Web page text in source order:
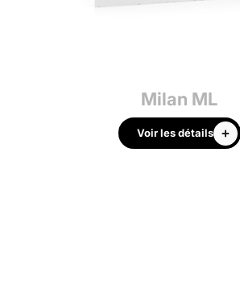
Milan ML
Voir les détails